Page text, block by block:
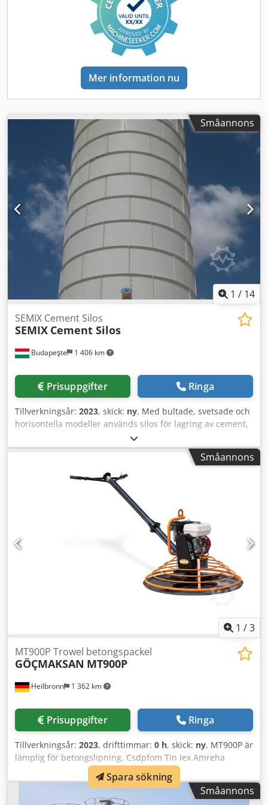
transporteras i containrar för att minimera
transportkostnaderna. Tack vare sin modularitet kan Semix
tillverka bultade silon i kapaciteter från 100 till 2000 ton.
Semix tillhandahåller en mekanisk arbetsledare för korrekt
montering av bultade silon. Semix har framgångsrikt
installerat bultade silon i Peru, Israel, Tyskland och
Mer information nu
Småannons
1 / 14
Budapeşte 1 406 km
SEMIX Cement Silos
SEMIX Cement Silos
Prisuppgifter Ringa
Tillverkningsår: 2023, skick: ny, Med bultade, svetsade och
horisontella modeller används silos för lagring av cement,
flygaska, bentonit och andra bulkmaterial. Svetsade silos
Svetsade silos föredras vid lägre lagringskapacitet och kan
monteras samt tas i drift på 2 timmar med endast en kran.
De passar bäst för lokala lösningar där transportkostnader
kan försummas. Semix kan tillverka svetsade silos i
spannet 50 till 150 ton. Bultade silos Bultade silos föredras
tack vare sin kompakthet vid transport. De kan
transporteras i containrar för att undvika fraktkostnader.
Tack vare sin modularitet kan Semix tillverka bultade silos
från 100 till 2 000 ton. Semix tillhandahåller en mekanisk
supervisor för korrekt montering av bultad silo. Semix har
framgångsrikt installerat bultade silos i Peru, Israel,
Tyskland samt Storbritannien. Cjdogava Djpfx Amrsha
Småannons
1 /3
Heilbronn 1 362 km
MT900P Trowel betongspackel
GÖÇMAKSAN MT900P
Prisuppgifter Ringa
Tillverkningsår: 2023, drifttimmar: 0 h, skick: ny, MT900P är
lämplig för betongslipning. Csdpfom Tin Iex Amreha
Produktinformation: - Motor: Honda GX200 - Effekt: 6,5 hk
(bensin) - Slagvolym: 196 cm³ - Bladdiameter: 900 mm -
Skyddsringsdiameter: 950 mm - Antal blad: 4 - Bladvinkel:
Småannons
Spara sökning